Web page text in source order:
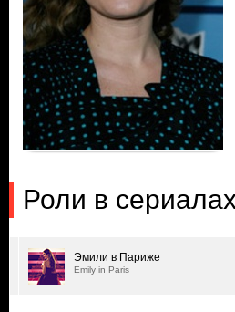
Роли в сериалах
Эмили в Париже
Emily in Paris